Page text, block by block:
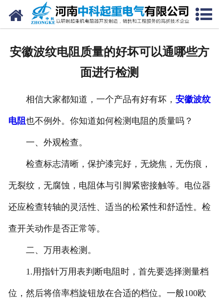
网站首页
联系我们
安徽波纹电阻质量的好坏可以通哪些方
面进行检测
相信大家都知道，一个产品有好有坏， 安徽波纹
电阻也不例外。你知道如何检测电阻的质量吗？
一、外观检查。
检查标志清晰，保护漆完好，无烧焦，无伤痕，
无裂纹，无腐蚀，电阻体与引脚紧密接触等。电位器
还应检查转轴的灵活性、适当的松紧性和舒适性。检
查开关动作是否正常等。
二、万用表检测。
1.用指针万用表判断电阻时，首先要选择测量档
位，然后将倍率档旋钮放在合适的档位。一般100欧